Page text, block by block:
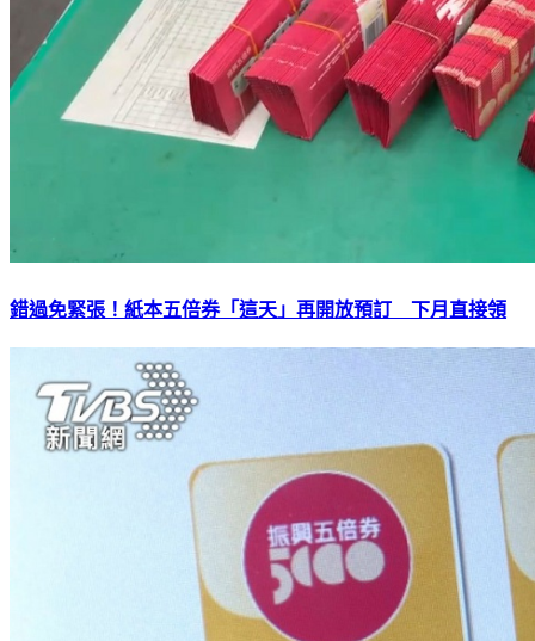
錯過免緊張！紙本五倍券「這天」再開放預訂 下月直接領